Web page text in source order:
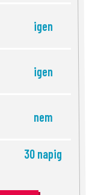
igen
igen
nem
30 napig